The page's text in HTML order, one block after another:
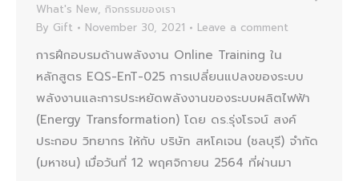
What's New, กิจกรรมของเรา
By Gift November 30, 2021 Leave a comment
การฝึกอบรมด้านพลังงาน Online Training ใน
หลักสูตร EQS-EnT-025 การเปลี่ยนแปลงของระบบ
พลังงานและการประหยัดพลังงานของระบบผลิตไฟฟ้า
(Energy Transformation) โดย ดร.รุ่งโรจน์ สงค์
ประกอบ วิทยากร ให้กับ บริษัท สหโคเจน (ชลบุรี) จำกัด
(มหาชน) เมื่อวันที่ 12 พฤศจิกายน 2564 ที่ผ่านมา